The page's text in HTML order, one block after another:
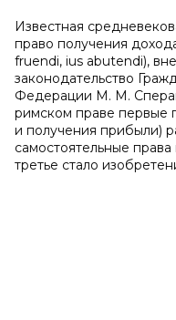
Известная
право получения
fruendi, ius abutendi),
законодательство
Федерации М. М.
римском праве первые
и получения прибыли)
самостоятельные права
третье стало